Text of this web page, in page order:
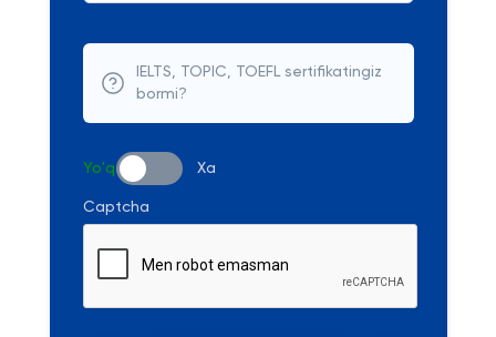
IELTS, TOPIC, TOEFL sertifikatingiz
bormi?
Yo'q Xa
Captcha